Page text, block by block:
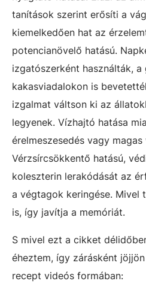
tanítások szerint erősíti a
kiemelkedően hat az
potencianövelő hatású.
izgatószerként használták,
kakasviadalokon is
izgalmat váltson ki az
legyenek. Vízhajtó hatása
érelmeszesedés vagy magas
Vérzsírcsökkentő hatású,
koleszterin lerakódását az
a végtagok keringése. Mivel
is, így javítja a memóriát.
S mivel ezt a cikket
éheztem, így zárásként
recept videós formában: